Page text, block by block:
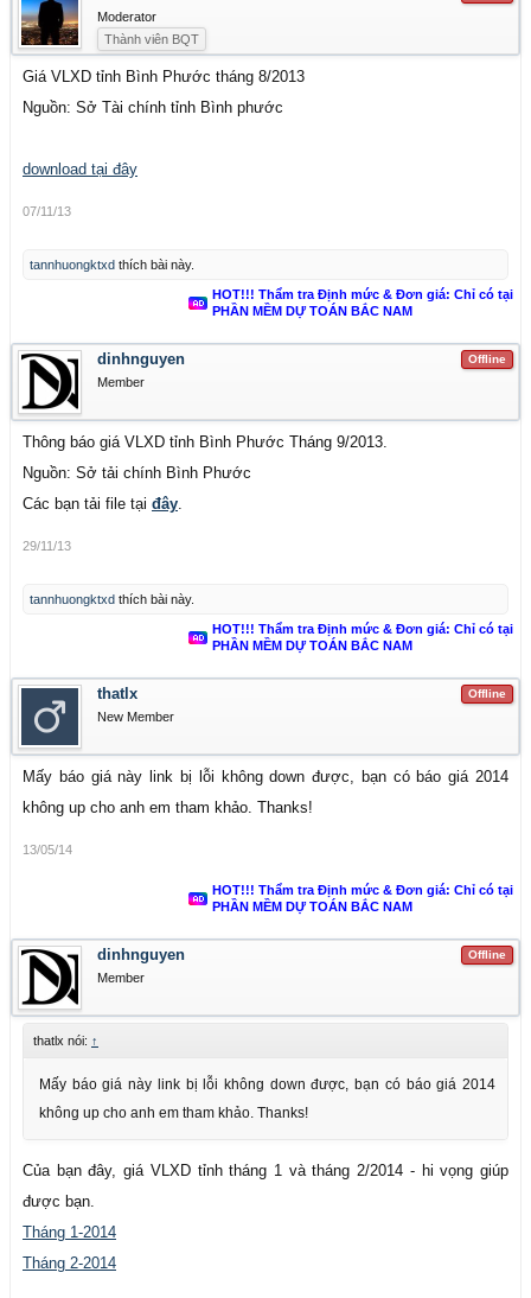
Moderator
Thành viên BQT
Giá VLXD tỉnh Bình Phước tháng 8/2013
Nguồn: Sở Tài chính tỉnh Bình phước
download tại đây
07/11/13
tannhuongktxd thích bài này.
HOT!!! Thẩm tra Định mức & Đơn giá: Chỉ có tại
PHẦN MỀM DỰ TOÁN BẮC NAM
Offline
dinhnguyen
Member
Thông báo giá VLXD tỉnh Bình Phước Tháng 9/2013.
Nguồn: Sở tải chính Bình Phước
Các bạn tải file tại đây.
29/11/13
tannhuongktxd thích bài này.
HOT!!! Thẩm tra Định mức & Đơn giá: Chỉ có tại
PHẦN MỀM DỰ TOÁN BẮC NAM
Offline
thatlx
New Member
Mấy báo giá này link bị lỗi không down được, bạn có báo giá 2014
không up cho anh em tham khảo. Thanks!
13/05/14
HOT!!! Thẩm tra Định mức & Đơn giá: Chỉ có tại
PHẦN MỀM DỰ TOÁN BẮC NAM
Offline
dinhnguyen
Member
thatlx nói: ↑
Mấy báo giá này link bị lỗi không down được, bạn có báo giá 2014
không up cho anh em tham khảo. Thanks!
Của bạn đây, giá VLXD tỉnh tháng 1 và tháng 2/2014 - hi vọng giúp
được bạn.
Tháng 1-2014
Tháng 2-2014